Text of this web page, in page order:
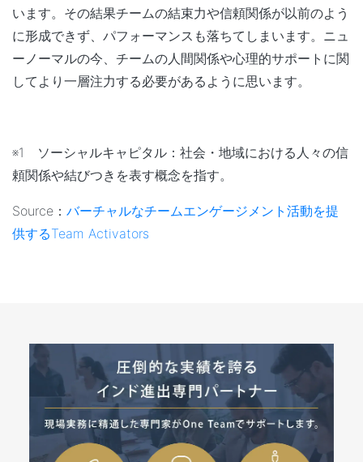
います。その結果チームの結束力や信頼関係が以前のよう
に形成できず、パフォーマンスも落ちてしまいます。ニュ
ーノーマルの今、チームの人間関係や心理的サポートに関
してより一層注力する必要があるように思います。
※1 ソーシャルキャピタル：社会・地域における人々の信
頼関係や結びつきを表す概念を指す。
Source： バーチャルなチームエンゲージメント活動を提
供するTeam Activators